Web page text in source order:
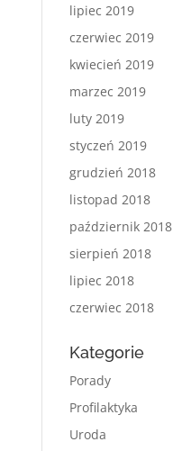
lipiec 2019
czerwiec 2019
kwiecień 2019
marzec 2019
luty 2019
styczeń 2019
grudzień 2018
listopad 2018
październik 2018
sierpień 2018
lipiec 2018
czerwiec 2018
Kategorie
Porady
Profilaktyka
Uroda